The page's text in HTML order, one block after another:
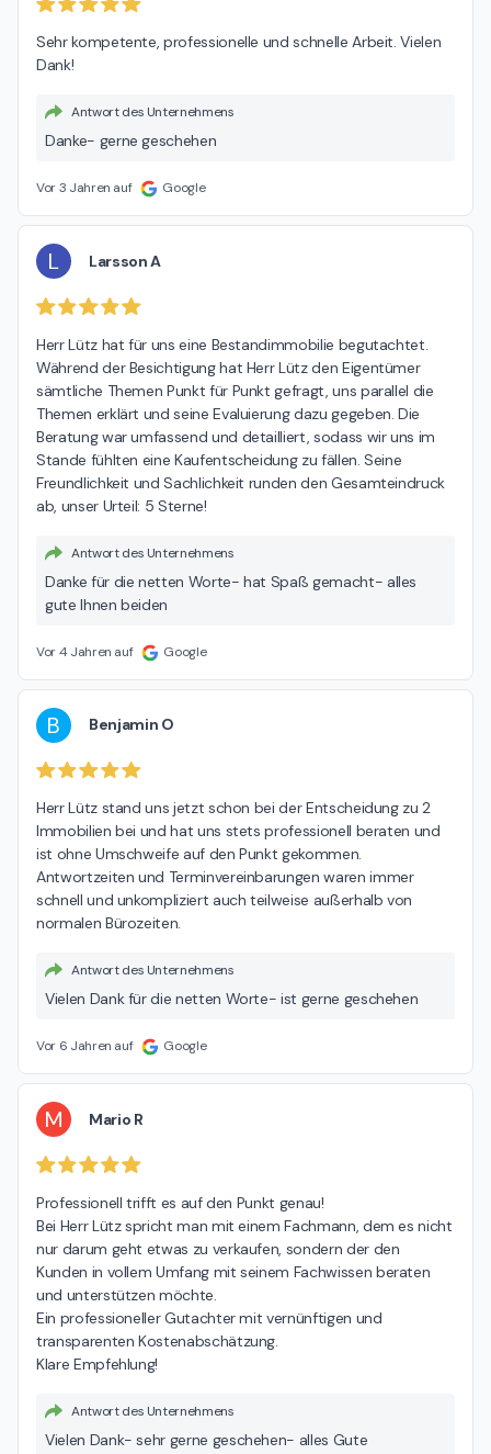
Sehr kompetente, professionelle und schnelle Arbeit. Vielen
Dank!
Antwort des Unternehmens
Danke- gerne geschehen
Vor 3 Jahren auf Google
L Larsson A
Herr Lütz hat für uns eine Bestandimmobilie begutachtet.
Während der Besichtigung hat Herr Lütz den Eigentümer
sämtliche Themen Punkt für Punkt gefragt, uns parallel die
Themen erklärt und seine Evaluierung dazu gegeben. Die
Beratung war umfassend und detailliert, sodass wir uns im
Stande fühlten eine Kaufentscheidung zu fällen. Seine
Freundlichkeit und Sachlichkeit runden den Gesamteindruck
ab, unser Urteil: 5 Sterne!
Antwort des Unternehmens
Danke für die netten Worte- hat Spaß gemacht- alles
gute Ihnen beiden
Vor 4 Jahren auf Google
B Benjamin O
Herr Lütz stand uns jetzt schon bei der Entscheidung zu 2
Immobilien bei und hat uns stets professionell beraten und
ist ohne Umschweife auf den Punkt gekommen.
Antwortzeiten und Terminvereinbarungen waren immer
schnell und unkompliziert auch teilweise außerhalb von
normalen Bürozeiten.
Antwort des Unternehmens
Vielen Dank für die netten Worte- ist gerne geschehen
Vor 6 Jahren auf Google
M Mario R
Professionell trifft es auf den Punkt genau!
Bei Herr Lütz spricht man mit einem Fachmann, dem es nicht
nur darum geht etwas zu verkaufen, sondern der den
Kunden in vollem Umfang mit seinem Fachwissen beraten
und unterstützen möchte.
Ein professioneller Gutachter mit vernünftigen und
transparenten Kostenabschätzung.
Klare Empfehlung!
Antwort des Unternehmens
Vielen Dank- sehr gerne geschehen- alles Gute